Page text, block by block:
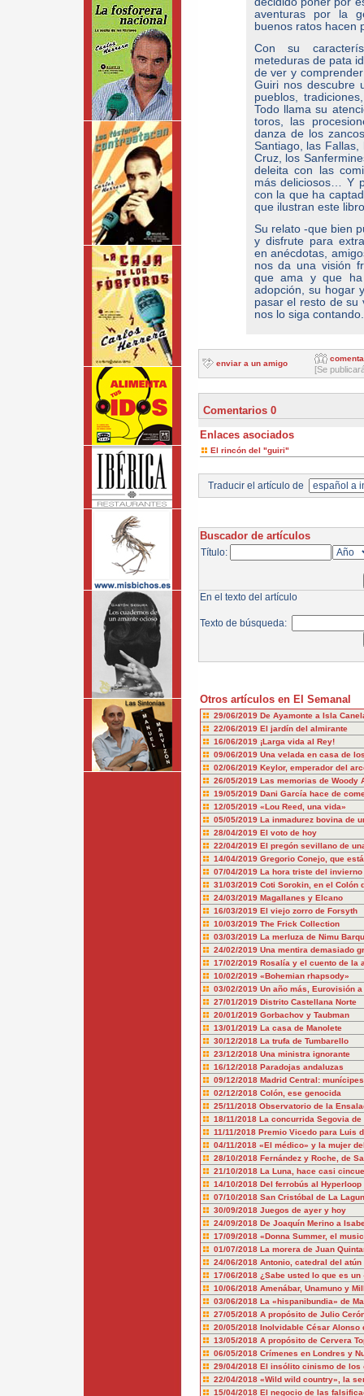
aventuras por la
buenos ratos hacen
Con su
meteduras de pata
de ver y
Guiri nos descubre
pueblos,
Todo llama su
toros, las
danza de los
Santiago, las
Cruz, los
deleita con las
más deliciosos… Y
con la que ha
que ilustran este
Su relato -que bien
y disfrute para
en anécdotas,
nos da una visión
que ama y que
adopción, su hogar
pasar el resto de su
nos lo siga contando.
enviar a un amigo
[Se
Comentarios 0
Enlaces asociados
El rincón del "guiri"
Traducir el artículo de
Buscador de artículos
Título:
En el texto del artículo
Texto de búsqueda:
Otros artículos en El Semanal
29/06/2019 De Ayamonte a Isla
22/06/2019 El jardín del almirante
16/06/2019 ¡Larga vida al Rey!
09/06/2019 Una velada en casa de
02/06/2019 Keylor, emperador del
26/05/2019 Las memorias de Woody
19/05/2019 Dani García hace de
12/05/2019 «Lou Reed, una vida»
05/05/2019 La inmadurez bovina de
28/04/2019 El voto de hoy
22/04/2019 El pregón sevillano de
14/04/2019 Gregorio Conejo, que
07/04/2019 La hora triste del invierno
31/03/2019 Coti Sorokin, en el Colón
24/03/2019 Magallanes y Elcano
16/03/2019 El viejo zorro de Forsyth
10/03/2019 The Frick Collection
03/03/2019 La merluza de Nimu
24/02/2019 Una mentira demasiado
17/02/2019 Rosalía y el cuento de la
10/02/2019 «Bohemian rhapsody»
03/02/2019 Un año más, Eurovisión
27/01/2019 Distrito Castellana Norte
20/01/2019 Gorbachov y Taubman
13/01/2019 La casa de Manolete
30/12/2018 La trufa de Tumbarello
23/12/2018 Una ministra ignorante
16/12/2018 Paradojas andaluzas
09/12/2018 Madrid Central:
02/12/2018 Colón, ese genocida
25/11/2018 Observatorio de la
18/11/2018 La concurrida Segovia de
11/11/2018 Premio Vicedo para Luis
04/11/2018 «El médico» y la mujer
28/10/2018 Fernández y Roche, de
21/10/2018 La Luna, hace casi
14/10/2018 Del ferrobús al Hyperloop
07/10/2018 San Cristóbal de La
30/09/2018 Juegos de ayer y hoy
24/09/2018 De Joaquín Merino a
17/09/2018 «Donna Summer, el
01/07/2018 La morera de Juan
24/06/2018 Antonio, catedral del atún
17/06/2018 ¿Sabe usted lo que es un
10/06/2018 Amenábar, Unamuno y
03/06/2018 La «hispanibundia» de
27/05/2018 A propósito de Julio
20/05/2018 Inolvidable César Alonso
13/05/2018 A propósito de Cervera
06/05/2018 Crímenes en Londres y
29/04/2018 El insólito cinismo de los
22/04/2018 «Wild wild country», la
15/04/2018 El negocio de las